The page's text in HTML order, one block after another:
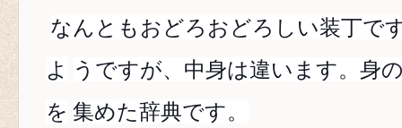
なんともおどろおどろしい装丁で
よ うですが、中身は違います。身
を 集めた辞典です。